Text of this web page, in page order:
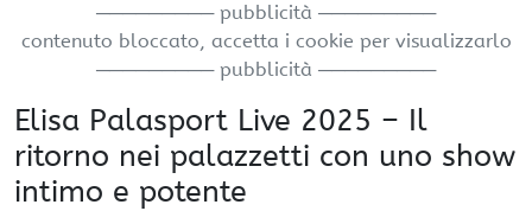
───────── pubblicità ─────────
contenuto bloccato, accetta i cookie per visualizzarlo
───────── pubblicità ─────────
Elisa Palasport Live 2025 – Il
ritorno nei palazzetti con uno show
intimo e potente